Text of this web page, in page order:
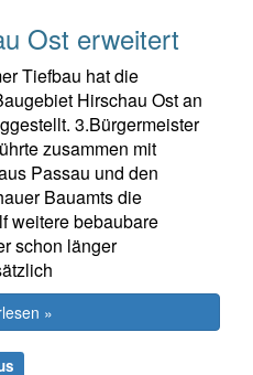
Ost erweitert
Tiefbau hat die
Hirschau Ost an
3.Bürgermeister
zusammen mit
Passau und den
Bauamts die
weitere bebaubare
schon länger
»